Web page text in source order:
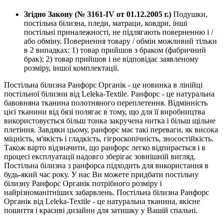
Згідно Закону (№ 3161-IV от 01.12.2005 г.) Подушки,
постільна білизна, пледи, матраци, ковдри, інші
постільні приналежності, не підлягають поверненню і /
або обміну. Повернення товару / обмін можливий тільки
в 2 випадках: 1) товар прийшов з браком (фабричний
брак); 2) товар прийшов і не відповідає заявленому
розміру, іншої комплектації.
Постільна білизна Ранфорс Органік - це новинка в лінійці
постільної білизни від Leleka-Textile. Ранфорс - це натуральна
бавовняна тканина полотняного переплетення. Відмінність
цієї тканини від бязі полягає в тому, що для її виробництва
використовується більш тонка закручена нитка і більш щільне
плетіння. Завдяки цьому, ранфорс має такі переваги, як висока
міцність, м'якість і гладкість, гігроскопічність, зносостійкість.
Також варто відзначити, що ранфорс легко відпирається і в
процесі експлуатації надовго зберігає зовнішній вигляд.
Постільна білизна з ранфорса підходить для використання в
будь-який час року. У нас Ви можете придбати постільну
білизну Ранфорс Органік потрібного розміру і
найрізноманітніших забарвлень. Постільна білизна Ранфорс
Органік від Leleka-Textile - це натуральна тканина, якісне
пошиття і красиві дизайни для затишку у Вашій спальні.